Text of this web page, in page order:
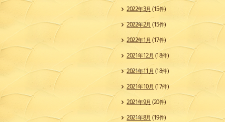
2022年3月(15件)
2022年2月 (15件)
2022年1月 (17件)
2021年12月(18件)
2021年11月 (18件)
2021年10月 (17件)
2021年9月 (20件)
2021年8月 (19件)